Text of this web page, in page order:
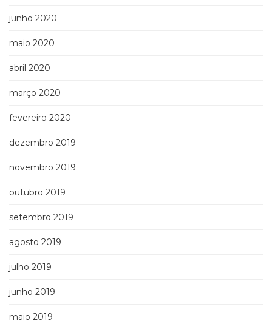
junho 2020
maio 2020
abril 2020
março 2020
fevereiro 2020
dezembro 2019
novembro 2019
outubro 2019
setembro 2019
agosto 2019
julho 2019
junho 2019
maio 2019